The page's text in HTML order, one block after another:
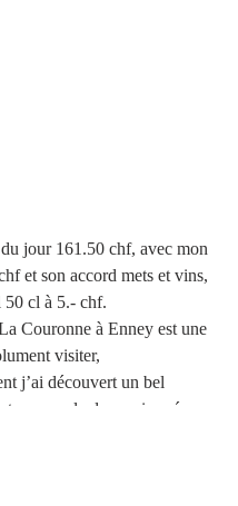
jour 161.50 chf, avec mon
et son accord mets et vins,
50 cl à 5.- chf.
Couronne à Enney est une
visiter,
j’ai découvert un bel
un couple de passionnés,